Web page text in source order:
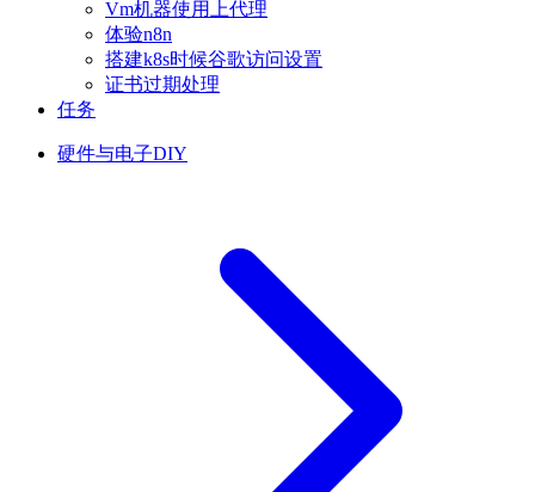
Vm机器使用上代理
体验n8n
搭建k8s时候谷歌访问设置
证书过期处理
任务
硬件与电子DIY